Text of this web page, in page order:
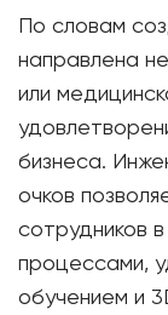
По словам
направлена
или
бизнеса.
очков
сотрудников
процессами,
обучением и